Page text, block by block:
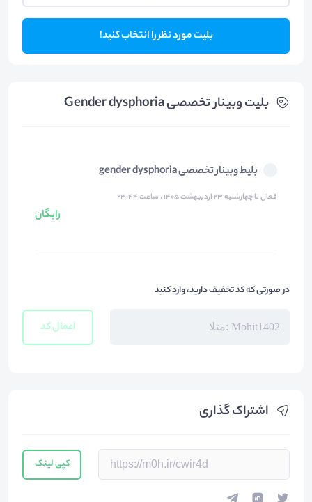
بلیت مورد نظر را انتخاب کنید!
اشتراک گذاری
کپی لینک
بلیت‌ وبینار تخصصی Gender dysphoria
بلیط وبینار تخصصی gender dysphoria
فعال تا چهارشنبه ۲۳ اردیبهشت ۱۴۰۵ ، ساعت ۲۳:۴۴
رایگان
در صورتی که کد تخفیف دارید، وارد کنید
اعمال کد